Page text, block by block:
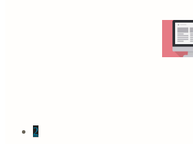
2